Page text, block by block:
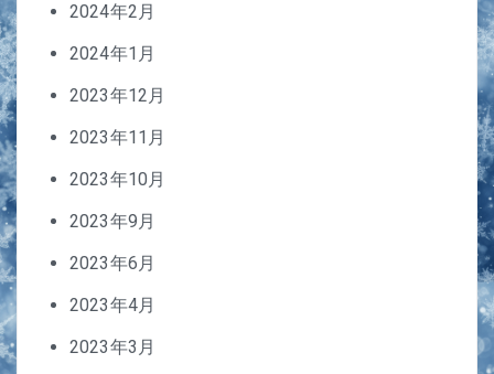
2024年2月
2024年1月
2023年12月
2023年11月
2023年10月
2023年9月
2023年6月
2023年4月
2023年3月